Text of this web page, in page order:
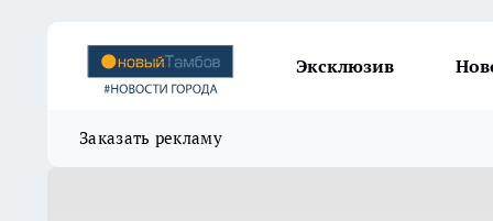
Эксклюзив
Заказать рекламу